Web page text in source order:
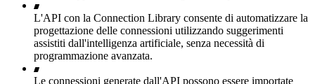
L'API con la Connection Library consente di automatizzare la
progettazione delle connessioni utilizzando suggerimenti
assistiti dall'intelligenza artificiale, senza necessità di
programmazione avanzata.
Le connessioni generate dall'API possono essere importate